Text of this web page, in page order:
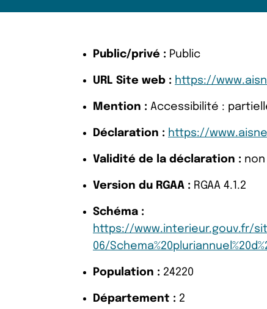
Public/privé : Public
URL Site web : https://
Mention : Accessibilité :
Déclaration : https://
Validité de la déclaration : non
Version du RGAA : RGAA 4.1.2
Schéma :
https://www.interieur.gouv.fr/
06/
Population : 24220
Département : 2